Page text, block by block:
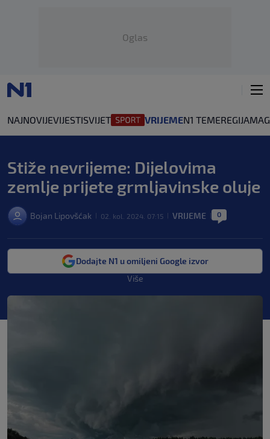
Oglas
NAJNOVIJEVIJESTISVIJET VRIJEMEN1 TEMEREGIJA
Stiže nevrijeme: Dijelovima
zemlje prijete grmljavinske oluje
Bojan Lipovšćak 02. kol. 2024. 07:15 VRIJEME 0
Dodajte N1 u omiljeni Google izvor
Više